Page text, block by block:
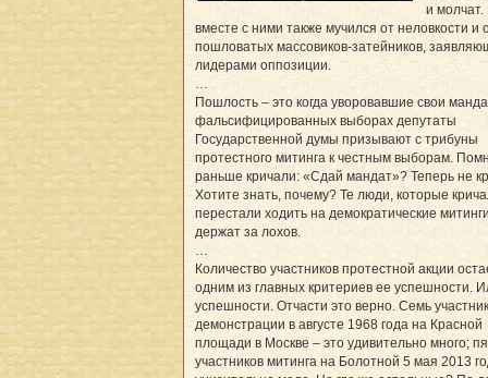
и молчат.
вместе с ними также мучился от неловкости и
пошловатых массовиков-затейников,
лидерами оппозиции.
…
Пошлость – это когда уворовавшие свои
фальсифицированных выборах депутаты
Государственной думы призывают с трибуны
протестного митинга к честным выборам.
раньше кричали: «Сдай мандат»? Теперь не
Хотите знать, почему? Те люди, которые
перестали ходить на демократические
держат за лохов.
…
Количество участников протестной акции
одним из главных критериев ее успешности.
успешности. Отчасти это верно. Семь
демонстрации в августе 1968 года на Красной
площади в Москве – это удивительно много;
участников митинга на Болотной 5 мая 2013